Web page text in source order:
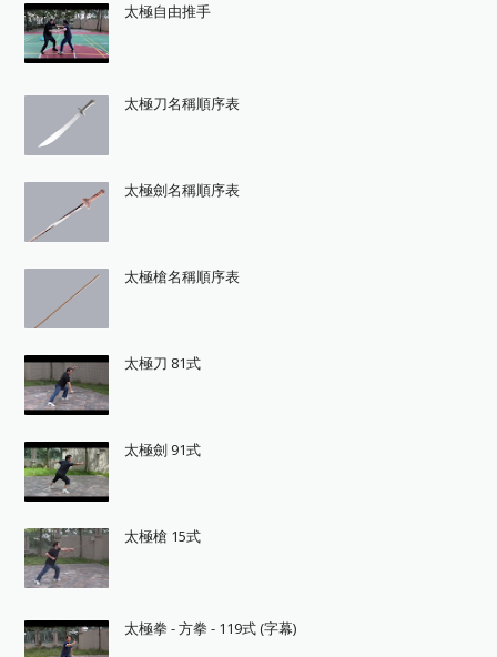
太極自由推手
太極刀名稱順序表
太極劍名稱順序表
太極槍名稱順序表
太極刀 81式
太極劍 91式
太極槍 15式
太極拳 - 方拳 - 119式 (字幕)